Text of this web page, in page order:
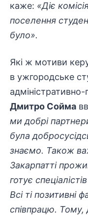
каже: «Діє
поселення
було».
Які ж мотиви
в ужгородське
Дмитро Сойма
ми добрі
була
знаємо. Також
Закарпатті
готує
Всі ті позитивні
співпрацю.